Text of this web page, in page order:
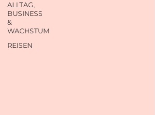
ALLTAG,
BUSINESS
&
WACHSTUM
REISEN